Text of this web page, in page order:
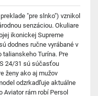
"pre slnko") vznikol
senzáciou. Okuliare
ikonickej Supreme
dodnes ručne vyrábané v
Turína. Pre
24/31 sú súčasťou
ženy ako aj mužov
odzrkadľuje aktuálne
Aviator rám robí Persol